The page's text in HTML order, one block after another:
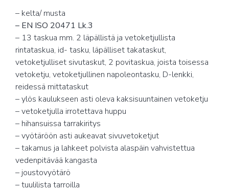
– kelta/ musta
– EN ISO 20471 Lk.3
– 13 taskua mm. 2 läpällistä ja vetoketjullista
rintataskua, id- tasku, läpälliset takataskut,
vetoketjulliset sivutaskut, 2 povitaskua, joista toisessa
vetoketju, vetoketjullinen napoleontasku, D-lenkki,
reidessä mittataskut
– ylös kaulukseen asti oleva kaksisuuntainen vetoketju
– vetoketjulla irrotettava huppu
– hihansuissa tarrakiritys
– vyötäröön asti aukeavat sivuvetoketjut
– takamus ja lahkeet polvista alaspäin vahvistettua
vedenpitävää kangasta
– joustovyötärö
– tuulilista tarroilla